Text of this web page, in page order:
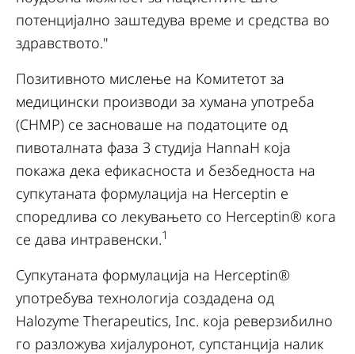
потенцијално заштедува време и средства во
здравството."
Позитивното мислење на Комитетот за
медицински производи за хумана употреба
(CHMP) се засноваше на податоците од
пивоталната фаза 3 студија HannaH која
покажа дека ефикасноста и безбедноста на
супкутаната формулација на Herceptin е
споредлива со лекувањето со Herceptin® кога
се дава интравенски.1
Супкутаната формулација на Herceptin®
употребува технологија создадена од
Halozyme Therapeutics, Inc. која реверзибилно
го разложува хијалуронот, супстанција налик